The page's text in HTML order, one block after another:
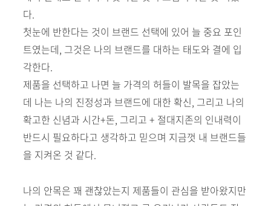
다.
첫눈에 반한다는 것이 브랜드 선택에 있어 늘 중요 포인
트였는데, 그것은 나의 브랜드를 대하는 태도와 결에 입
각한다.
제품을 선택하고 나면 늘 가격의 허들이 발목을 잡았는
데 나는 나의 진정성과 브랜드에 대한 확신, 그리고 나의
확고한 신념과 시간+돈, 그리고 + 절대지존의 인내력이
반드시 필요하다고 생각하고 믿으며 지금껏 내 브랜드들
을 지켜온 것 같다.
나의 안목은 꽤 괜찮았는지 제품들이 관심을 받아왔지만